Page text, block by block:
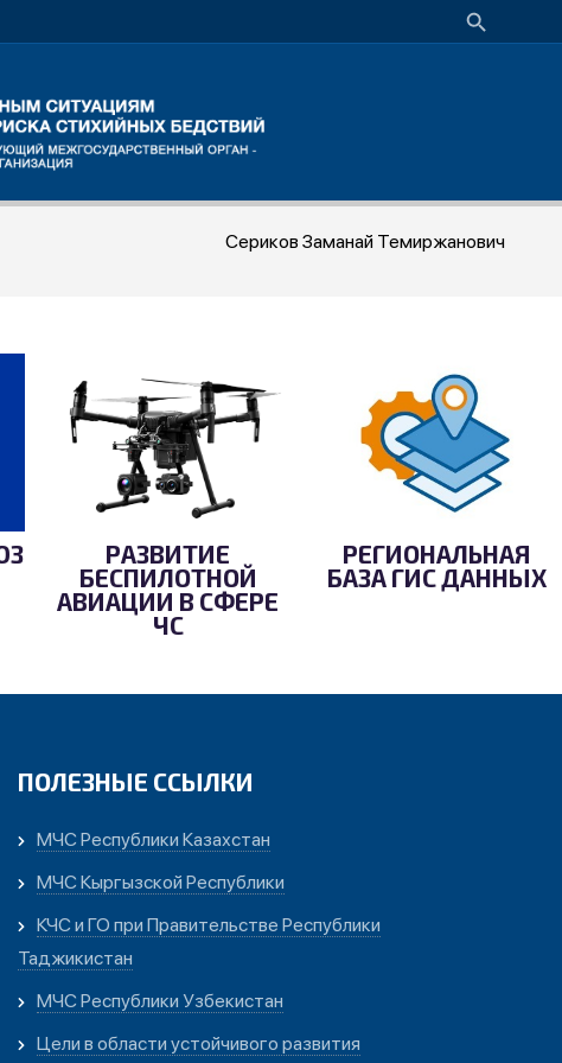
Сериков Заманай Темиржанович
РАЗВИТИЕ
БЕСПИЛОТНОЙ
АВИАЦИИ В СФЕРЕ
ЧС
РЕГИОНАЛЬНАЯ
БАЗА ГИС ДАННЫХ
ПОЛЕЗНЫЕ ССЫЛКИ
МЧС Республики Казахстан
МЧС Кыргызской Республики
КЧС и ГО при Правительстве Республики
Таджикистан
МЧС Республики Узбекистан
Цели в области устойчивого развития